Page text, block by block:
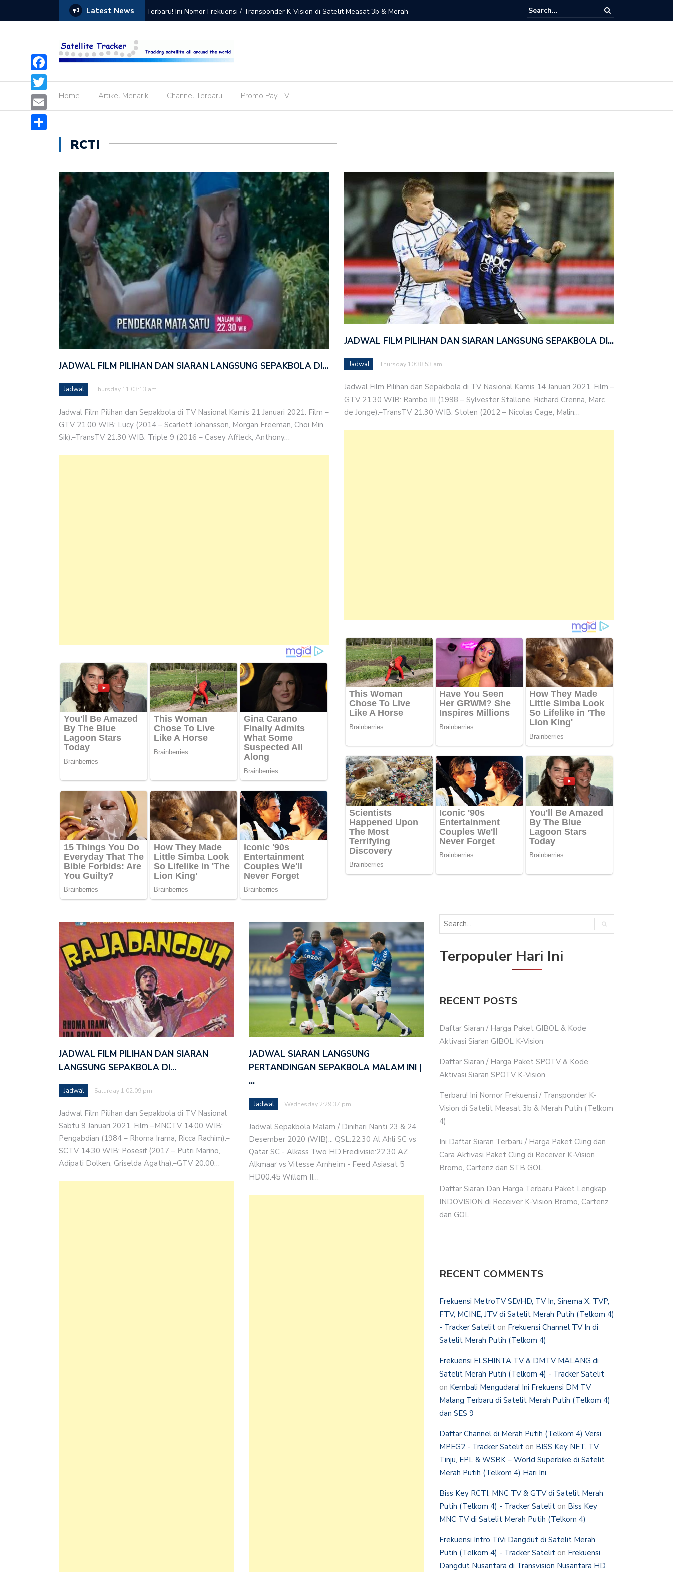
Latest News
Aktivasi Siaran SPOTV K-Vision
Terbaru! Ini Nomor Frekuensi / Transponder K-Vision di Satelit Measat 3b & Merah
Putih (Telkom 4)
Ini Daftar Siaran Terbaru / Harga Paket Cling dan Cara Aktivasi Paket Cling di
Receiver K-Vision Bromo, Cartenz dan STB GOL
Home Artikel Menarik Channel Terbaru Promo Pay TV
RCTI
JADWAL FILM PILIHAN DAN SIARAN LANGSUNG SEPAKBOLA DI…
Jadwal Thursday 11:03:13 am
Jadwal Film Pilihan dan Sepakbola di TV Nasional Kamis 21 Januari 2021. Film –
GTV 21.00 WIB: Lucy (2014 – Scarlett Johansson, Morgan Freeman, Choi Min
Sik).–TransTV 21.30 WIB: Triple 9 (2016 – Casey Affleck, Anthony…
Facebook
Twitter
Email
JADWAL FILM PILIHAN DAN SIARAN LANGSUNG SEPAKBOLA DI…
Jadwal Thursday 10:38:53 am
Jadwal Film Pilihan dan Sepakbola di TV Nasional Kamis 14 Januari 2021. Film –
GTV 21.30 WIB: Rambo III (1998 – Sylvester Stallone, Richard Crenna, Marc
de Jonge).–TransTV 21.30 WIB: Stolen (2012 – Nicolas Cage, Malin…
JADWAL FILM PILIHAN DAN SIARAN
LANGSUNG SEPAKBOLA DI…
Jadwal Saturday 1:02:09 pm
Jadwal Film Pilihan dan Sepakbola di TV Nasional
Sabtu 9 Januari 2021. Film –MNCTV 14.00 WIB:
Pengabdian (1984 – Rhoma Irama, Ricca Rachim).–
SCTV 14.30 WIB: Posesif (2017 – Putri Marino,
Adipati Dolken, Griselda Agatha).–GTV 20.00…
JADWAL SIARAN LANGSUNG
PERTANDINGAN SEPAKBOLA MALAM INI |
…
Jadwal Wednesday 2:29:37 pm
Jadwal Sepakbola Malam / Dinihari Nanti 23 & 24
Desember 2020 (WIB)... QSL:22.30 Al Ahli SC vs
Qatar SC - Alkass Two HD.Eredivisie:22.30 AZ
Alkmaar vs Vitesse Arnheim - Feed Asiasat 5
HD00.45 Willem II…
Terpopuler Hari Ini
RECENT POSTS
Daftar Siaran / Harga Paket GIBOL & Kode
Aktivasi Siaran GIBOL K-Vision
Daftar Siaran / Harga Paket SPOTV & Kode
Aktivasi Siaran SPOTV K-Vision
Terbaru! Ini Nomor Frekuensi / Transponder K-
Vision di Satelit Measat 3b & Merah Putih (Telkom
4)
Ini Daftar Siaran Terbaru / Harga Paket Cling dan
Cara Aktivasi Paket Cling di Receiver K-Vision
Bromo, Cartenz dan STB GOL
Daftar Siaran Dan Harga Terbaru Paket Lengkap
INDOVISION di Receiver K-Vision Bromo, Cartenz
dan GOL
RECENT COMMENTS
Frekuensi MetroTV SD/HD, TV In, Sinema X, TVP,
FTV, MCINE, JTV di Satelit Merah Putih (Telkom 4)
- Tracker Satelit on Frekuensi Channel TV In di
Satelit Merah Putih (Telkom 4)
Frekuensi ELSHINTA TV & DMTV MALANG di
Satelit Merah Putih (Telkom 4) - Tracker Satelit
on Kembali Mengudara! Ini Frekuensi DM TV
Malang Terbaru di Satelit Merah Putih (Telkom 4)
dan SES 9
Daftar Channel di Merah Putih (Telkom 4) Versi
MPEG2 - Tracker Satelit on BISS Key NET. TV
Tinju, EPL & WSBK – World Superbike di Satelit
Merah Putih (Telkom 4) Hari Ini
Biss Key RCTI, MNC TV & GTV di Satelit Merah
Putih (Telkom 4) - Tracker Satelit on Biss Key
MNC TV di Satelit Merah Putih (Telkom 4)
Frekuensi Intro TiVi Dangdut di Satelit Merah
Putih (Telkom 4) - Tracker Satelit on Frekuensi
Dangdut Nusantara di Transvision Nusantara HD